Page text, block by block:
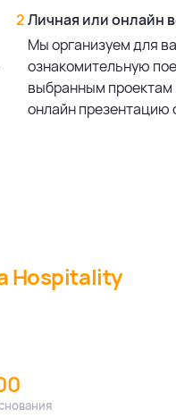
2Личная или онлайн
Мы организуем для
ознакомительную
выбранным проектам
онлайн презентацию
Hospitality